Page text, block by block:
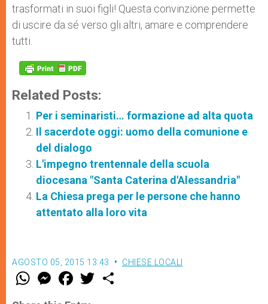
trasformati in suoi figli! Questa convinzione permette
di uscire da sé verso gli altri, amare e comprendere
tutti.
Related Posts:
Per i seminaristi… formazione ad alta quota
Il sacerdote oggi: uomo della comunione e
del dialogo
L'impegno trentennale della scuola
diocesana "Santa Caterina d'Alessandria"
La Chiesa prega per le persone che hanno
attentato alla loro vita
AGOSTO 05, 2015 13:43 CHIESE LOCALI
W M
e
F
a w